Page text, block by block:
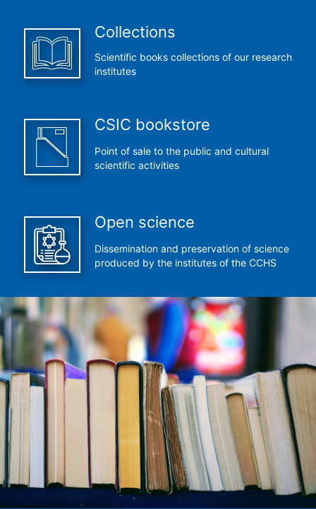
Collections
Scientific books collections of our research
institutes
CSIC bookstore
Point of sale to the public and cultural
scientific activities
Open science
Dissemination and preservation of science
produced by the institutes of the CCHS